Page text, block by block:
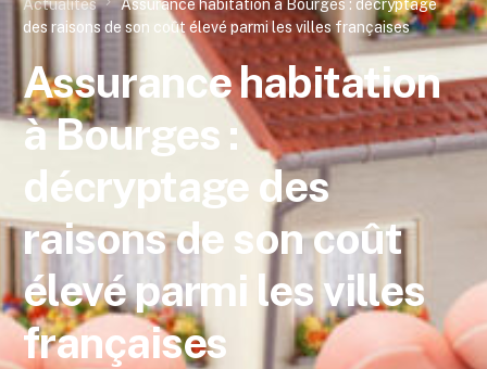
Actualités
Assurance habitation à Bourges : décryptage
des raisons de son coût élevé parmi les villes françaises
Assurance habitation
à Bourges :
décryptage des
raisons de son coût
élevé parmi les villes
françaises